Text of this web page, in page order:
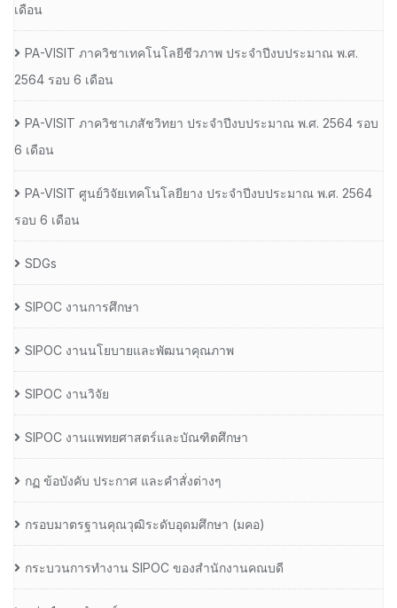
เดือน
PA-VISIT ภาควิชาเทคโนโลยีชีวภาพ ประจำปีงบประมาณ พ.ศ.
2564 รอบ 6 เดือน
PA-VISIT ภาควิชาเภสัชวิทยา ประจำปีงบประมาณ พ.ศ. 2564 รอบ
6 เดือน
PA-VISIT ศูนย์วิจัยเทคโนโลยียาง ประจำปีงบประมาณ พ.ศ. 2564
รอบ 6 เดือน
SDGs
SIPOC งานการศึกษา
SIPOC งานนโยบายและพัฒนาคุณภาพ
SIPOC งานวิจัย
SIPOC งานแพทยศาสตร์และบัณฑิตศึกษา
กฏ ข้อบังคับ ประกาศ และคำสั่งต่างๆ
กรอบมาตรฐานคุณวุฒิระดับอุดมศึกษา (มคอ)
กระบวนการทำงาน SIPOC ของสำนักงานคณบดี